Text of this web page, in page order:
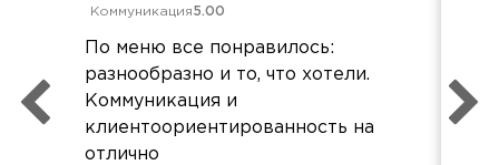
Коммуникация5.00
По меню все понравилось:
разнообразно и то, что хотели.
Коммуникация и
клиентоориентированность на
отлично